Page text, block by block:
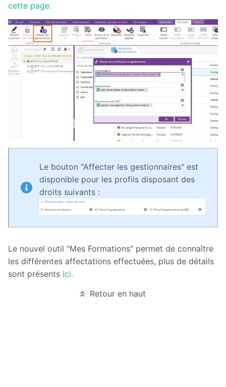
ODF
v4
Aide au
pilotage
Manuel
cette page.
Le bouton "Affecter les gestionnaires" est
disponible pour les profils disposant des
droits suivants :
Le nouvel outil "Mes Formations" permet de connaître
les différentes affectations effectuées, plus de détails
sont présents ici.
Retour en haut